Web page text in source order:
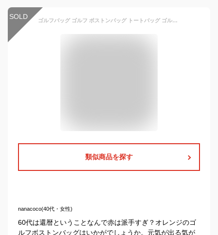
SOLD ゴルフバッグ ゴルフ ボストンバッグ トートバッグ ゴルフ用品 スポーツ シューズ収納付き 靴入れ シューズバック 旅行 大容量 ゴルフ用バック おしゃれ メンズ レディース PUレザー 防水 スポーツバッグ 出張バッグ
類似商品を探す
nanacoco(40代・女性)
60代は還暦ということなんで赤は派手すぎ？オレンジのゴ
ルフボストンバッグはいかがでしょうか。元気が出る気が